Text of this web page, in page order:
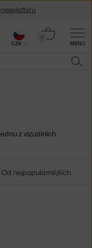
MENU
0
Košík
z vizuálních
Od nejpopulárnějších
newsletteru
CZK